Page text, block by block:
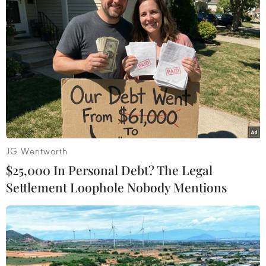
Canh Tý.
Bên cạnh việc thực hiện các nhiệm vụ theo
Chương trình, Kế hoạch, kiểm tra đột xuất,
những tháng cuối năm 2019, lực lượng quản lý
thị trường đã ban hành nhiều văn bản chỉ đạo,
đôn đốc toàn lực lượng tập trung thực hiện
nhiều đợt cao điểm kiểm tra, kiểm soát thị
trường, xử lý nghiêm các hành vi vi phạm.
[Giá thịt lợn tại thị trường Hà Nội đã có xu
hướng giảm]
Qua kiểm tra tại các tỉnh Cao Bằng, Lạng Sơn,
Quảng Ninh, Bình Dương, Đồng Nai, Long An,
Đồng Tháp, An Giang, Đồng Tháp, Bình Phước,
Tây Ninh, lực lượng quản lý thị trường các tỉnh
JG Wentworth
$25,000 In Personal Debt? The Legal
Settlement Loophole Nobody Mentions